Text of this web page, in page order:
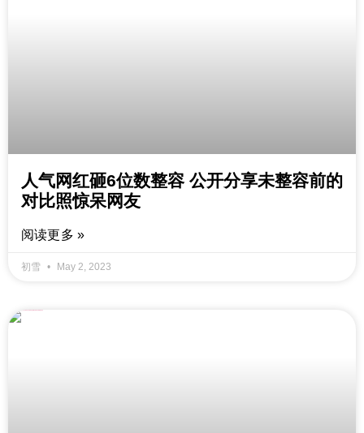
人气网红砸6位数整容 公开分享未整容前的
对比照惊呆网友
阅读更多 »
初雪 May 2, 2023